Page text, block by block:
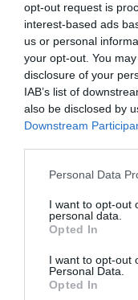
opt-out request is
interest-based ads
us or personal
your opt-out. You
disclosure of your
IAB’s list of
also be disclosed by
Downstream
Please note that this
not limited to your
grant or deny
use your data for
consent section.
Personal Data
I want to opt-out
personal data.
Opted In
I want to opt-out
Personal Data.
Opted In
Az unatkozás
ismerős
állapotként
valójában
néha
HAMU ÉS GYÉMÁNT